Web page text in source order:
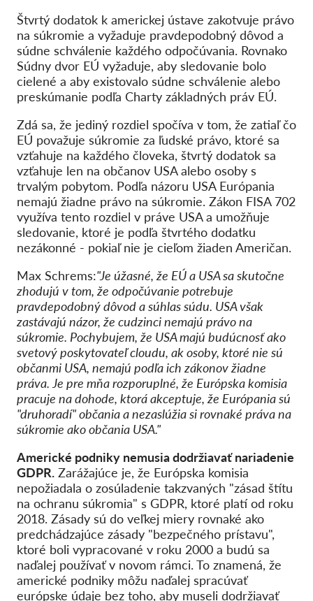
Štvrtý dodatok k americkej ústave zakotvuje právo
na súkromie a vyžaduje pravdepodobný dôvod a
súdne schválenie každého odpočúvania. Rovnako
Súdny dvor EÚ vyžaduje, aby sledovanie bolo
cielené a aby existovalo súdne schválenie alebo
preskúmanie podľa Charty základných práv EÚ.
Zdá sa, že jediný rozdiel spočíva v tom, že zatiaľ čo
EÚ považuje súkromie za ľudské právo, ktoré sa
vzťahuje na každého človeka, štvrtý dodatok sa
vzťahuje len na občanov USA alebo osoby s
trvalým pobytom. Podľa názoru USA Európania
nemajú žiadne právo na súkromie. Zákon FISA 702
využíva tento rozdiel v práve USA a umožňuje
sledovanie, ktoré je podľa štvrtého dodatku
nezákonné - pokiaľ nie je cieľom žiaden Američan.
Max Schrems:"Je úžasné, že EÚ a USA sa skutočne
zhodujú v tom, že odpočúvanie potrebuje
pravdepodobný dôvod a súhlas súdu. USA však
zastávajú názor, že cudzinci nemajú právo na
súkromie. Pochybujem, že USA majú budúcnosť ako
svetový poskytovateľ cloudu, ak osoby, ktoré nie sú
občanmi USA, nemajú podľa ich zákonov žiadne
práva. Je pre mňarozporuplné, že Európska komisia
pracuje na dohode, ktorá akceptuje, že Európania sú
"druhoradí" občania a nezaslúžia si rovnaké práva na
súkromie ako občania USA."
Americké podniky nemusia dodržiavať nariadenie
GDPR. Zarážajúce je, že Európska komisia
nepožiadala o zosúladenie takzvaných "zásad štítu
na ochranu súkromia" s GDPR, ktoré platí od roku
2018. Zásady sú do veľkej miery rovnaké ako
predchádzajúce zásady "bezpečného prístavu",
ktoré boli vypracované v roku 2000 a budú sa
naďalej používať v novom rámci. To znamená, že
americké podniky môžu naďalej spracúvať
európske údaje bez toho, aby museli dodržiavať